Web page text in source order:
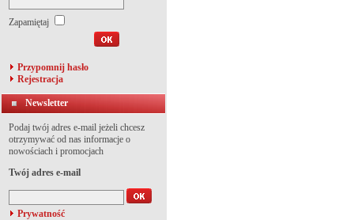
Zapamiętaj
Przypomnij hasło
Rejestracja
Newsletter
Podaj twój adres e-mail jeżeli chcesz
otrzymywać od nas informacje o
nowościach i promocjach
Twój adres e-mail
Prywatność